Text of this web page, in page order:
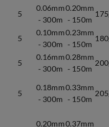
5
0.06mm
- 300m
0.20mm
- 150m
5
0.10mm
- 300m
0.23mm
- 150m
5
0.16mm
- 300m
0.28mm
- 150m
5
0.18mm
- 300m
0.33mm
- 150m
0.20mm0.37mm